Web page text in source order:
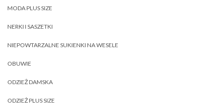
MODA PLUS SIZE
NERKI I SASZETKI
NIEPOWTARZALNE SUKIENKI NA WESELE
OBUWIE
ODZIEŻ DAMSKA
ODZIEŻ PLUS SIZE